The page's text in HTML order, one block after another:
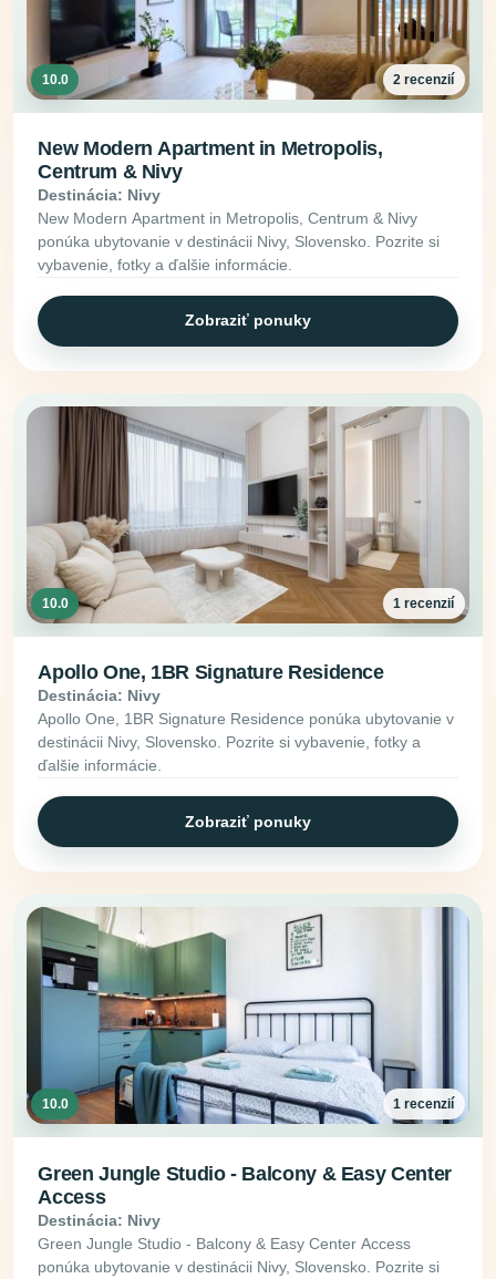
10.0 2 recenzií
New Modern Apartment in Metropolis,
Centrum & Nivy
Destinácia: Nivy
New Modern Apartment in Metropolis, Centrum & Nivy
ponúka ubytovanie v destinácii Nivy, Slovensko. Pozrite si
vybavenie, fotky a ďalšie informácie.
Zobraziť ponuky
10.0 1 recenzií
Apollo One, 1BR Signature Residence
Destinácia: Nivy
Apollo One, 1BR Signature Residence ponúka ubytovanie v
destinácii Nivy, Slovensko. Pozrite si vybavenie, fotky a
ďalšie informácie.
Zobraziť ponuky
10.0 1 recenzií
Green Jungle Studio - Balcony & Easy Center
Access
Destinácia: Nivy
Green Jungle Studio - Balcony & Easy Center Access
ponúka ubytovanie v destinácii Nivy, Slovensko. Pozrite si